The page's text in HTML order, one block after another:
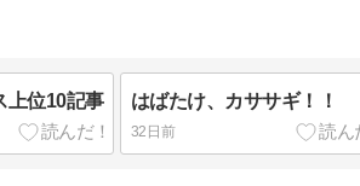
上位10記事 はばたけ、カササギ！！
32日前